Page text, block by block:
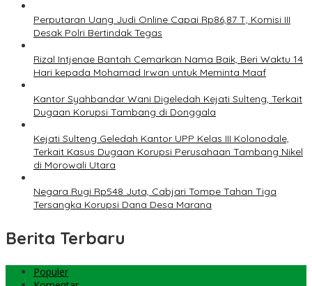
Perputaran Uang Judi Online Capai Rp86,87 T, Komisi III
Desak Polri Bertindak Tegas
Rizal Intjenae Bantah Cemarkan Nama Baik, Beri Waktu 14
Hari kepada Mohamad Irwan untuk Meminta Maaf
Kantor Syahbandar Wani Digeledah Kejati Sulteng, Terkait
Dugaan Korupsi Tambang di Donggala
Kejati Sulteng Geledah Kantor UPP Kelas III Kolonodale,
Terkait Kasus Dugaan Korupsi Perusahaan Tambang Nikel
di Morowali Utara
Negara Rugi Rp548 Juta, Cabjari Tompe Tahan Tiga
Tersangka Korupsi Dana Desa Marana
Berita Terbaru
Populer